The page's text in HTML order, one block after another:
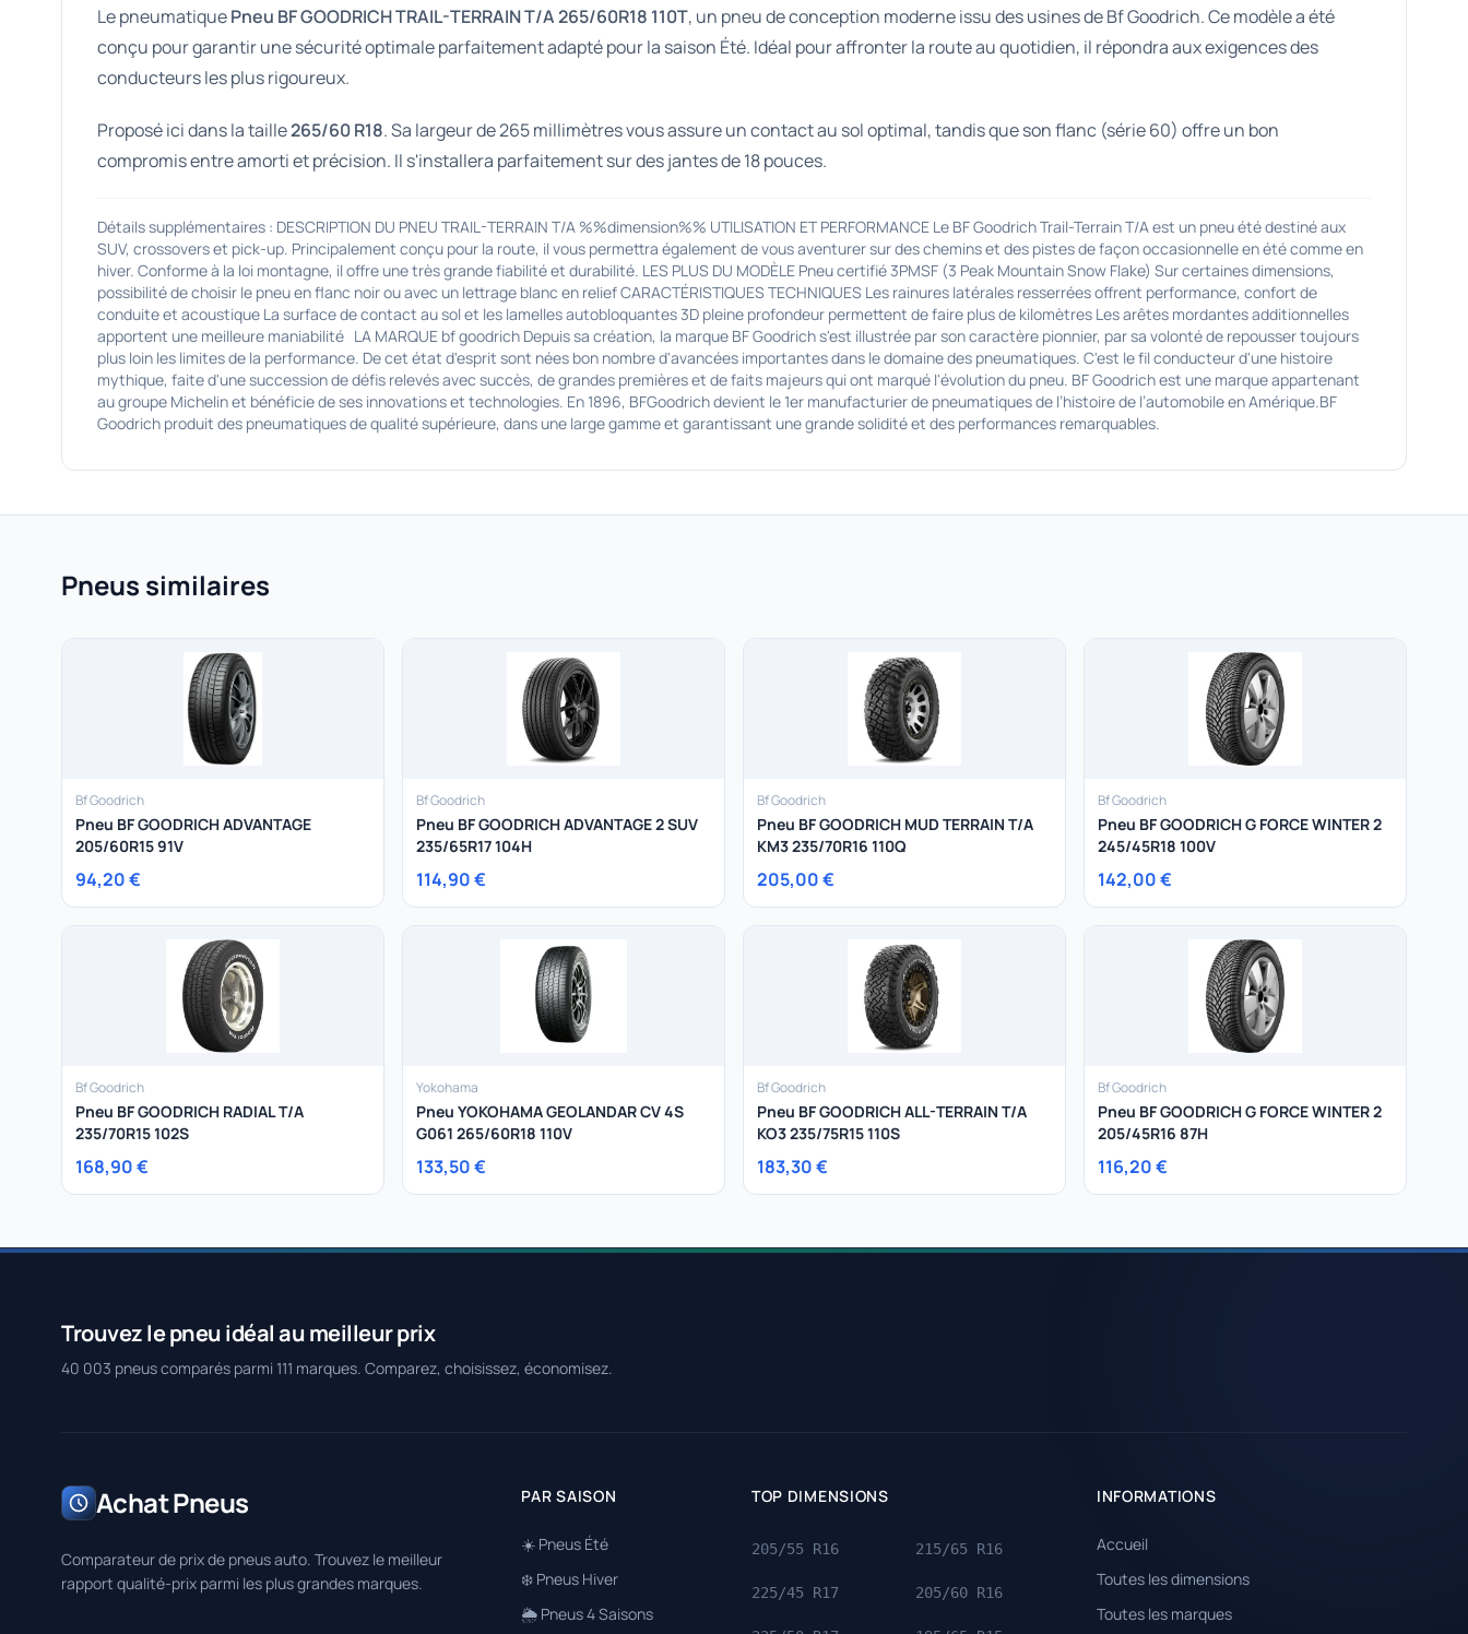
Le pneumatiquePneu BF GOODRICH TRAIL-TERRAIN T/A 265/60R18 110T, un pneu de conception moderne issu des usines de Bf Goodrich. Ce modèle a été
conçu pour garantir une sécurité optimale parfaitement adapté pour la saison Été. Idéal pour affronter la route au quotidien, il répondra aux exigences des
conducteurs les plus rigoureux.
Proposé ici dans la taille265/60 R18. Sa largeur de 265 millimètres vous assure un contact au sol optimal, tandis que son flanc (série 60) offre un bon
compromis entre amorti et précision. Il s'installera parfaitement sur des jantes de 18 pouces.
Détails supplémentaires : DESCRIPTION DU PNEU TRAIL-TERRAIN T/A %%dimension%% UTILISATION ET PERFORMANCE Le BF Goodrich Trail-Terrain T/A est un pneu été destiné aux
SUV, crossovers et pick-up. Principalement conçu pour la route, il vous permettra également de vous aventurer sur des chemins et des pistes de façon occasionnelle en été comme en
hiver. Conforme à la loi montagne, il offre une très grande fiabilité et durabilité. LES PLUS DU MODÈLE Pneu certifié 3PMSF (3 Peak Mountain Snow Flake) Sur certaines dimensions,
possibilité de choisir le pneu en flanc noir ou avec un lettrage blanc en relief CARACTÉRISTIQUES TECHNIQUES Les rainures latérales resserrées offrent performance, confort de
conduite et acoustique La surface de contact au sol et les lamelles autobloquantes 3D pleine profondeur permettent de faire plus de kilomètres Les arêtes mordantes additionnelles
apportent une meilleure maniabilité LA MARQUE bf goodrich Depuis sa création, la marque BF Goodrich s'est illustrée par son caractère pionnier, par sa volonté de repousser toujours
plus loin les limites de la performance. De cet état d'esprit sont nées bon nombre d'avancées importantes dans le domaine des pneumatiques. C'est le fil conducteur d'une histoire
mythique, faite d'une succession de défis relevés avec succès, de grandes premières et de faits majeurs qui ont marqué l'évolution du pneu. BF Goodrich est une marque appartenant
au groupe Michelin et bénéficie de ses innovations et technologies. En 1896, BFGoodrich devient le 1er manufacturier de pneumatiques de l’histoire de l’automobile en Amérique.BF
Goodrich produit des pneumatiques de qualité supérieure, dans une large gamme et garantissant une grande solidité et des performances remarquables.
Pneus similaires
Bf Goodrich
Pneu BF GOODRICH ADVANTAGE
205/60R15 91V
94,20 €
Bf Goodrich
Pneu BF GOODRICH ADVANTAGE 2 SUV
235/65R17 104H
114,90 €
Bf Goodrich
Pneu BF GOODRICH MUD TERRAIN T/A
KM3 235/70R16 110Q
205,00 €
Bf Goodrich
Pneu BF GOODRICH G FORCE WINTER 2
245/45R18 100V
142,00 €
Bf Goodrich
Pneu BF GOODRICH RADIAL T/A
235/70R15 102S
168,90 €
Yokohama
Pneu YOKOHAMA GEOLANDAR CV 4S
G061 265/60R18 110V
133,50 €
Bf Goodrich
Pneu BF GOODRICH ALL-TERRAIN T/A
KO3 235/75R15 110S
183,30 €
Bf Goodrich
Pneu BF GOODRICH G FORCE WINTER 2
205/45R16 87H
116,20 €
Trouvez le pneu idéal au meilleur prix
40 003 pneus comparés parmi 111 marques. Comparez, choisissez, économisez.
Achat Pneus
Comparateur de prix de pneus auto. Trouvez le meilleur
rapport qualité-prix parmi les plus grandes marques.
PAR SAISON
☀️ Pneus Été
❄️ Pneus Hiver
🌦️ Pneus 4 Saisons
TOP DIMENSIONS
205/55 R16 215/65 R16
225/45 R17 205/60 R16
INFORMATIONS
Accueil
Toutes les dimensions
Toutes les marques